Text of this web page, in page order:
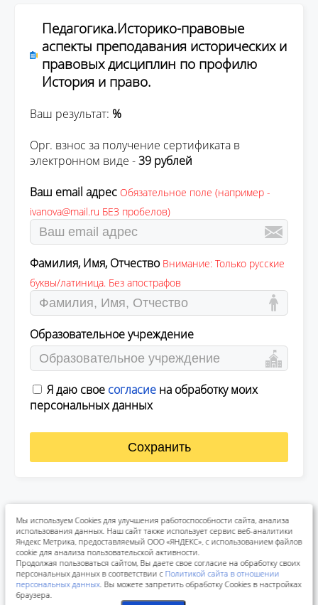
Педагогика.Историко-правовые
аспекты преподавания исторических и
правовых дисциплин по профилю
История и право.
Ваш результат: %
Орг. взнос за получение сертификата в
электронном виде -39 рублей
Ваш email адрес Обязательное поле (например -
ivanova@mail.ru БЕЗ пробелов)
Фамилия, Имя, Отчество Внимание: Только русские
буквы/латиница. Без апострафов
Образовательное учреждение
Я даю свое согласие на обработку моих
персональных данных
Сохранить
Мы используем Cookies для улучшения работоспособности сайта, анализа
использования данных. Наш сайт также использует сервис веб-аналитики
Яндекс Метрика, предоставляемый ООО «ЯНДЕКС», с использованием файлов
cookie для анализа пользовательской активности.
Продолжая пользоваться сайтом, Вы даете свое согласие на обработку своих
персональных данных в соответствии с Политикой сайта в отношении
персональных данных. Вы можете запретить обработку Cookies в настройках
браузера.